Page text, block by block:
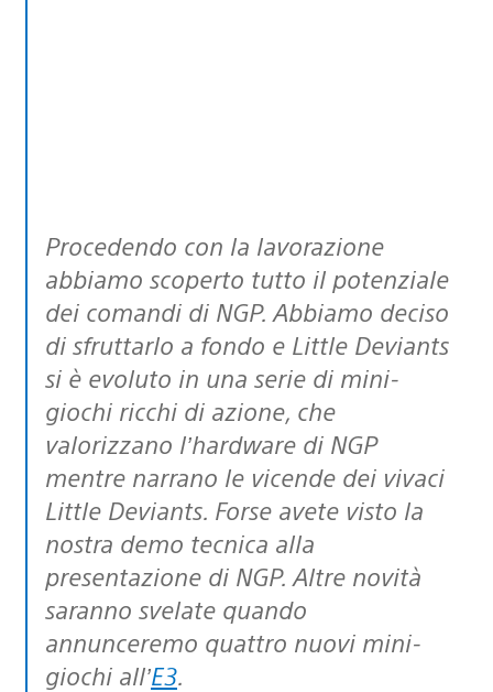
Procedendo con la lavorazione
abbiamo scoperto tutto il potenziale
dei comandi di NGP. Abbiamo deciso
di sfruttarlo a fondo e Little Deviants
si è evoluto in una serie di mini-
giochi ricchi di azione, che
valorizzano l’hardware di NGP
mentre narrano le vicende dei vivaci
Little Deviants. Forse avete visto la
nostra demo tecnica alla
presentazione di NGP. Altre novità
saranno svelate quando
annunceremo quattro nuovi mini-
giochi all’E3.